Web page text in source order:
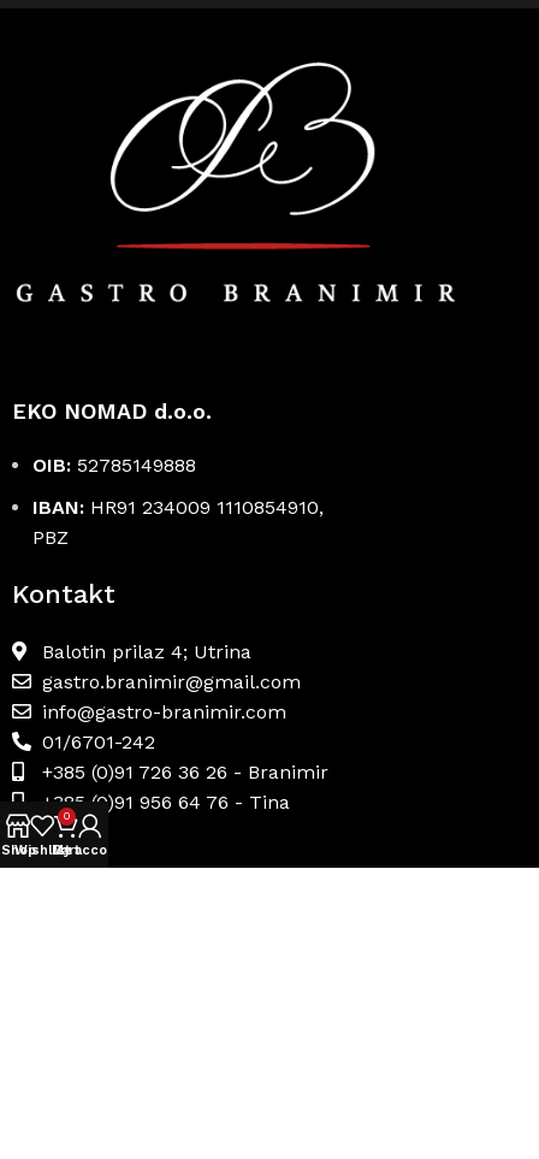
EKO NOMAD d.o.o.
OIB: 52785149888
IBAN: HR91 234009 1110854910,
PBZ
Kontakt
Balotin prilaz 4; Utrina
gastro.branimir@gmail.com
info@gastro-branimir.com
01/6701-242
+385 (0)91 726 36 26 - Branimir
+385 (0)91 956 64 76 - Tina
Shop
Wishlist
0
Cart
My account